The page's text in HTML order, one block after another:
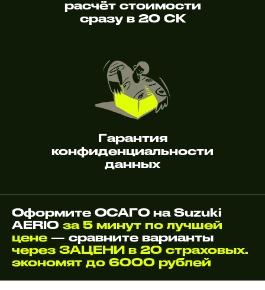
расчёт стоимости
сразу в 20 СК
Гарантия
конфиденциальности
данных
Оформите ОСАГО на Suzuki
AERIO за 5 минут по лучшей
цене — сравните варианты
через ЗАЦЕНИ в 20 страховых.
экономят до 6000 рублей